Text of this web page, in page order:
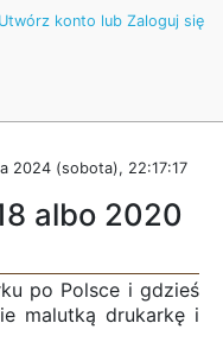
Utwórz konto lub Zaloguj się
2024 (sobota), 22:17:17
albo 2020
po Polsce i gdzieś
malutką drukarkę i